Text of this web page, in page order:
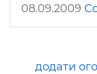
08.09.2009
додати